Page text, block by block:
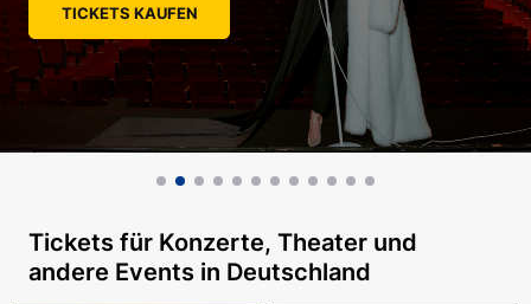
TICKETS KAUFEN
Tickets für Konzerte, Theater und
andere Events in Deutschland